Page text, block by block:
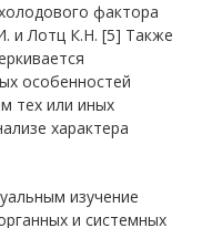
фактора
и Лотц К.Н. [5] Также
особенностей
тех или иных
характера
изучение
и системных